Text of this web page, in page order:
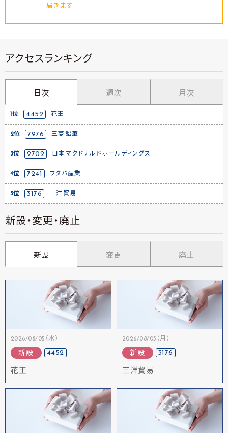
届きます
アクセスランキング
日次 週次 月次
1位 4452 花王
2位 7976 三菱鉛筆
3位 2702 日本マクドナルドホールディングス
4位 7241 フタバ産業
5位 3176 三洋貿易
新設・変更・廃止
新設 変更 廃止
2026/08/05（水）
新設 4452
花王
2026/08/03（月）
新設 3176
三洋貿易